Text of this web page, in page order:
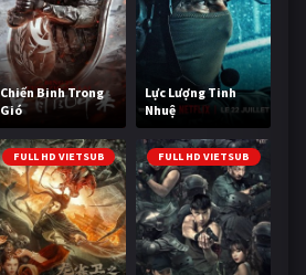
Chiến Binh Trong
Gió
Lực Lượng Tinh
Nhuệ
FULL HD VIETSUB FULL HD VIETSUB